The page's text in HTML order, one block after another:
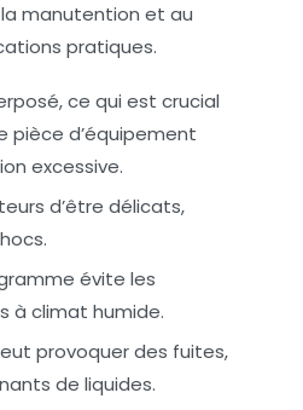
manutention et au
pratiques.
ce qui est crucial
pièce d’équipement
excessive.
d’être délicats,
évite les
à climat humide.
provoquer des fuites,
de liquides.